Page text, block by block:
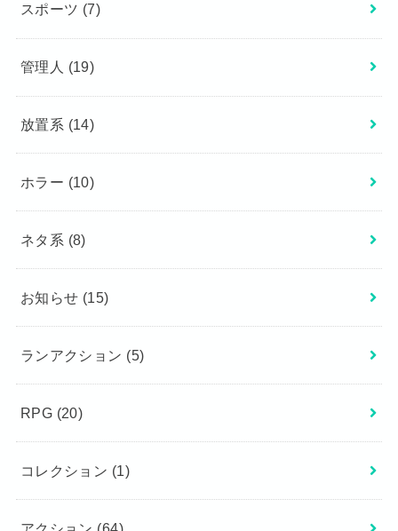
スポーツ (7)
管理人 (19)
放置系 (14)
ホラー (10)
ネタ系 (8)
お知らせ (15)
ランアクション (5)
RPG (20)
コレクション (1)